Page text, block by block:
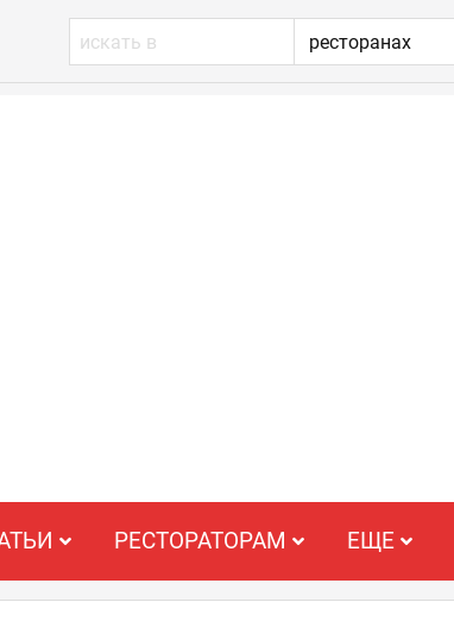
РЕСТОРАТОРАМ ЕЩЕ